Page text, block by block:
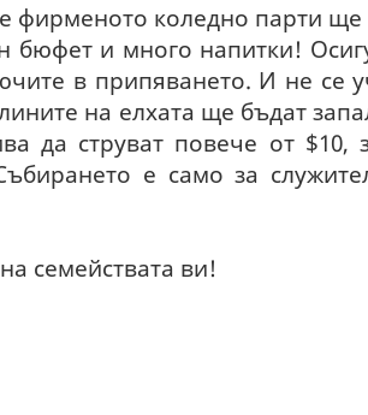
фирменото коледно парти
и много напитки!
в припяването. И не
на елхата ще бъдат
да струват повече от
е само за
семействата ви!